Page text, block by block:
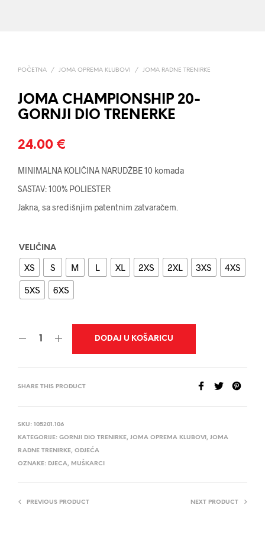
POČETNA / JOMA OPREMA KLUBOVI / JOMA RADNE TRENIRKE
JOMA CHAMPIONSHIP 20-
GORNJI DIO TRENERKE
24.00 €
MINIMALNA KOLIČINA NARUDŽBE 10 komada
SASTAV: 100% POLIESTER
Jakna, sa središnjim patentnim zatvaračem.
VELIČINA
XS S M L XL 2XS 2XL 3XS
4XS
5XS
6XS
DODAJ U KOŠARICU
SHARE THIS PRODUCT
SKU: 105201.106
KATEGORIJE: GORNJI DIO TRENIRKE, JOMA OPREMA KLUBOVI , JOMA
RADNE TRENIRKE, ODJEĆA
OZNAKE: DJECA, MUŠKARCI
PREVIOUS PRODUCT NEXT PRODUCT